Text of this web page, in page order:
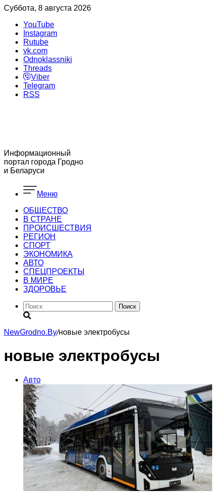
Суббота, 8 августа 2026
YouTube
Instagram
Rutube
vk.com
Odnoklassniki
Threads
Viber
Telegram
RSS
Информационный
портал города Гродно
и Беларуси
Меню
ОБЩЕСТВО
В СТРАНЕ
ПРОИСШЕСТВИЯ
РЕГИОН
CПОРТ
ЭКОНОМИКА
АВТО
СПЕЦПРОЕКТЫ
В МИРЕ
ЗДОРОВЬЕ
Поиск
NewGrodno.By/новые электробусы
новые электробусы
Авто